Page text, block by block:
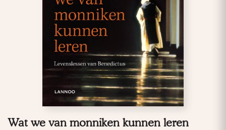
Wat we van monniken kunnen leren